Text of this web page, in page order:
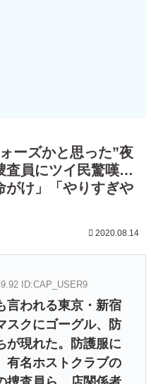
ーズかと思った”夜
査員にツイ民驚嘆…
がけ」「やりすぎや
2020.08.14
ID:CAP_USER9
われる東京・新宿
スクにゴーグル、防
が現れた。防護服に
有名ホストクラブの